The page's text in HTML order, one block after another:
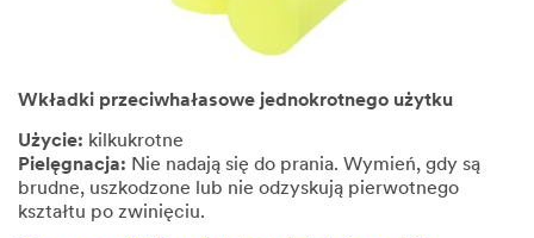
Wkładki przeciwhałasowe jednokrotnego użytku
Użycie: kilkukrotne
Pielęgnacja: Nie nadają się do prania. Wymień, gdy są
brudne, uszkodzone lub nie odzyskują pierwotnego
kształtu po zwinięciu.